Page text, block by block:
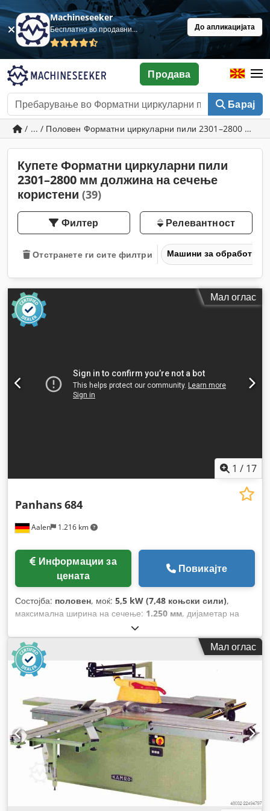
Machineseeker
Бесплатно во продавница До апликацијата
Барај
Продава
/ ... / Половен Форматни циркуларни пили 2301–2800 мм
Купете Форматни циркуларни пили
2301–2800 мм должина на сечење
користени (39)
Филтер Релевантност
Отстранете ги сите филтри Машини за обработка
Мал оглас
1 / 17
Aalen 1.216 km
Panhans684
цената
Повикајте
Состојба: половен, моќ: 5,5 kW (7,48 коњски сили),
максимална ширина на сечење: 1.250 мм, дијаметар на
, прилагодување на наклонот на
сечилото на пила:45 °, максимална брзина на вртење:
6.500 обр/мин
4.000 обр/мин,
вкупна должина:
2.700 мм, вкупна ширина:
вкупна висина:
1.700 мм, вкупна тежина:
Мал оглас